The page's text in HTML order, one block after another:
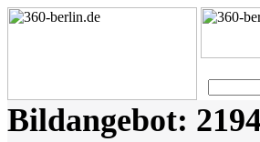
Bildangebot: